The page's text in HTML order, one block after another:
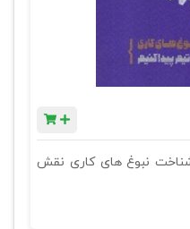
نبوغ های کاری نقش